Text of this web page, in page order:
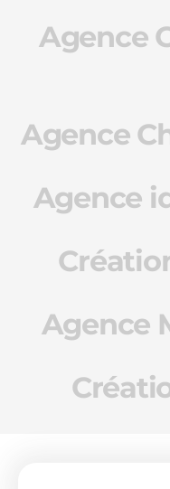
Agence
Agence
Agence
Agence